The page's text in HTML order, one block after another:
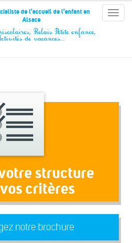
Toggle
de l'accueil de l'enfant en
Alsace
Relais Petite enfance,
de vacances…
structure
critères
notre brochure